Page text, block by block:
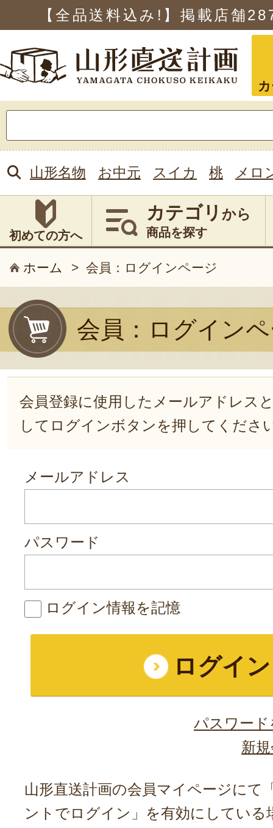
【全品送料込み!】掲載店舗
索:
山形名物 お中元 スイカ 桃 メロ
初めての方へ
カテゴリ から
商品を探す
ホーム > 会員：ログインページ
会員：ログイン
会員登録に使用したメールアドレス
してログインボタンを押してくださ
メールアドレス
パスワード
ログイン情報を記憶
パスワー
新
山形直送計画の会員マイページにて
ントでログイン」を有効にしている